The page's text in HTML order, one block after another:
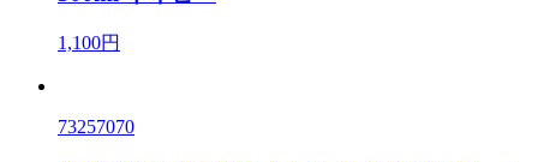
1,100円
73257070